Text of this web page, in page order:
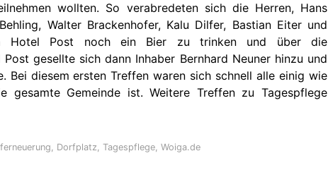
wollten. So verabredeten sich die Herren, Hans
Walter Brackenhofer, Kalu Dilfer, Bastian Eiter und
Hotel Post noch ein Bier zu trinken und über die
gesellte sich dann Inhaber Bernhard Neuner hinzu und
Bei diesem ersten Treffen waren sich schnell alle einig wie
gesamte Gemeinde ist. Weitere Treffen zu Tagespflege
, Dorfplatz,Tagespflege,Woiga.de